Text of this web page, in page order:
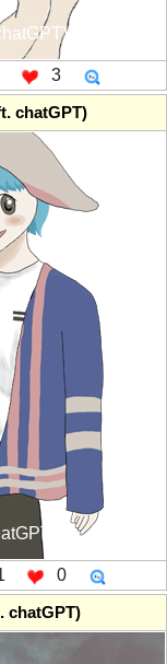
3
chatGPT)
0
chatGPT)